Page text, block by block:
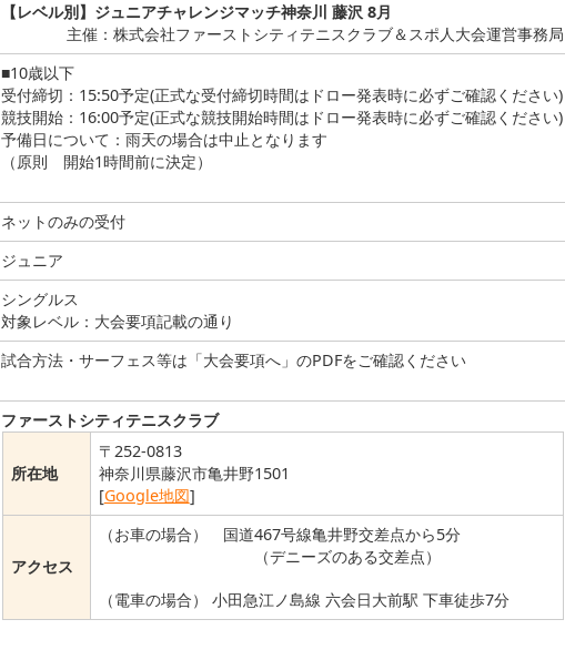
【レベル別】ジュニアチャレンジマッチ神奈川 藤沢 8月
主催：株式会社ファーストシティテニスクラブ＆スポ人大会運営事務局
■10歳以下
受付締切：15:50予定(正式な受付締切時間はドロー発表時に必ずご確認ください)
競技開始：16:00予定(正式な競技開始時間はドロー発表時に必ずご確認ください)
予備日について：雨天の場合は中止となります
（原則 開始1時間前に決定）
ネットのみの受付
ジュニア
シングルス
対象レベル：大会要項記載の通り
試合方法・サーフェス等は「大会要項へ」のPDFをご確認ください
ファーストシティテニスクラブ
所在地
〒252-0813
神奈川県藤沢市亀井野1501
[Google地図]
アクセス
（お車の場合） 国道467号線亀井野交差点から5分
（デニーズのある交差点）
（電車の場合） 小田急江ノ島線 六会日大前駅 下車徒歩7分